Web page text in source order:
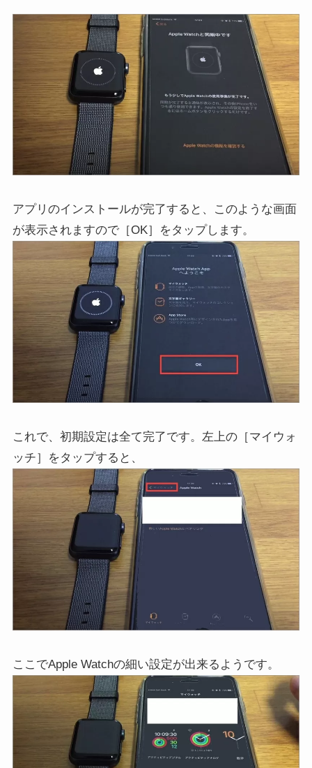
アプリのインストールが完了すると、このような画面
が表示されますので［OK］をタップします。
これで、初期設定は全て完了です。左上の［マイウォ
ッチ］をタップすると、
ここでApple Watchの細い設定が出来るようです。